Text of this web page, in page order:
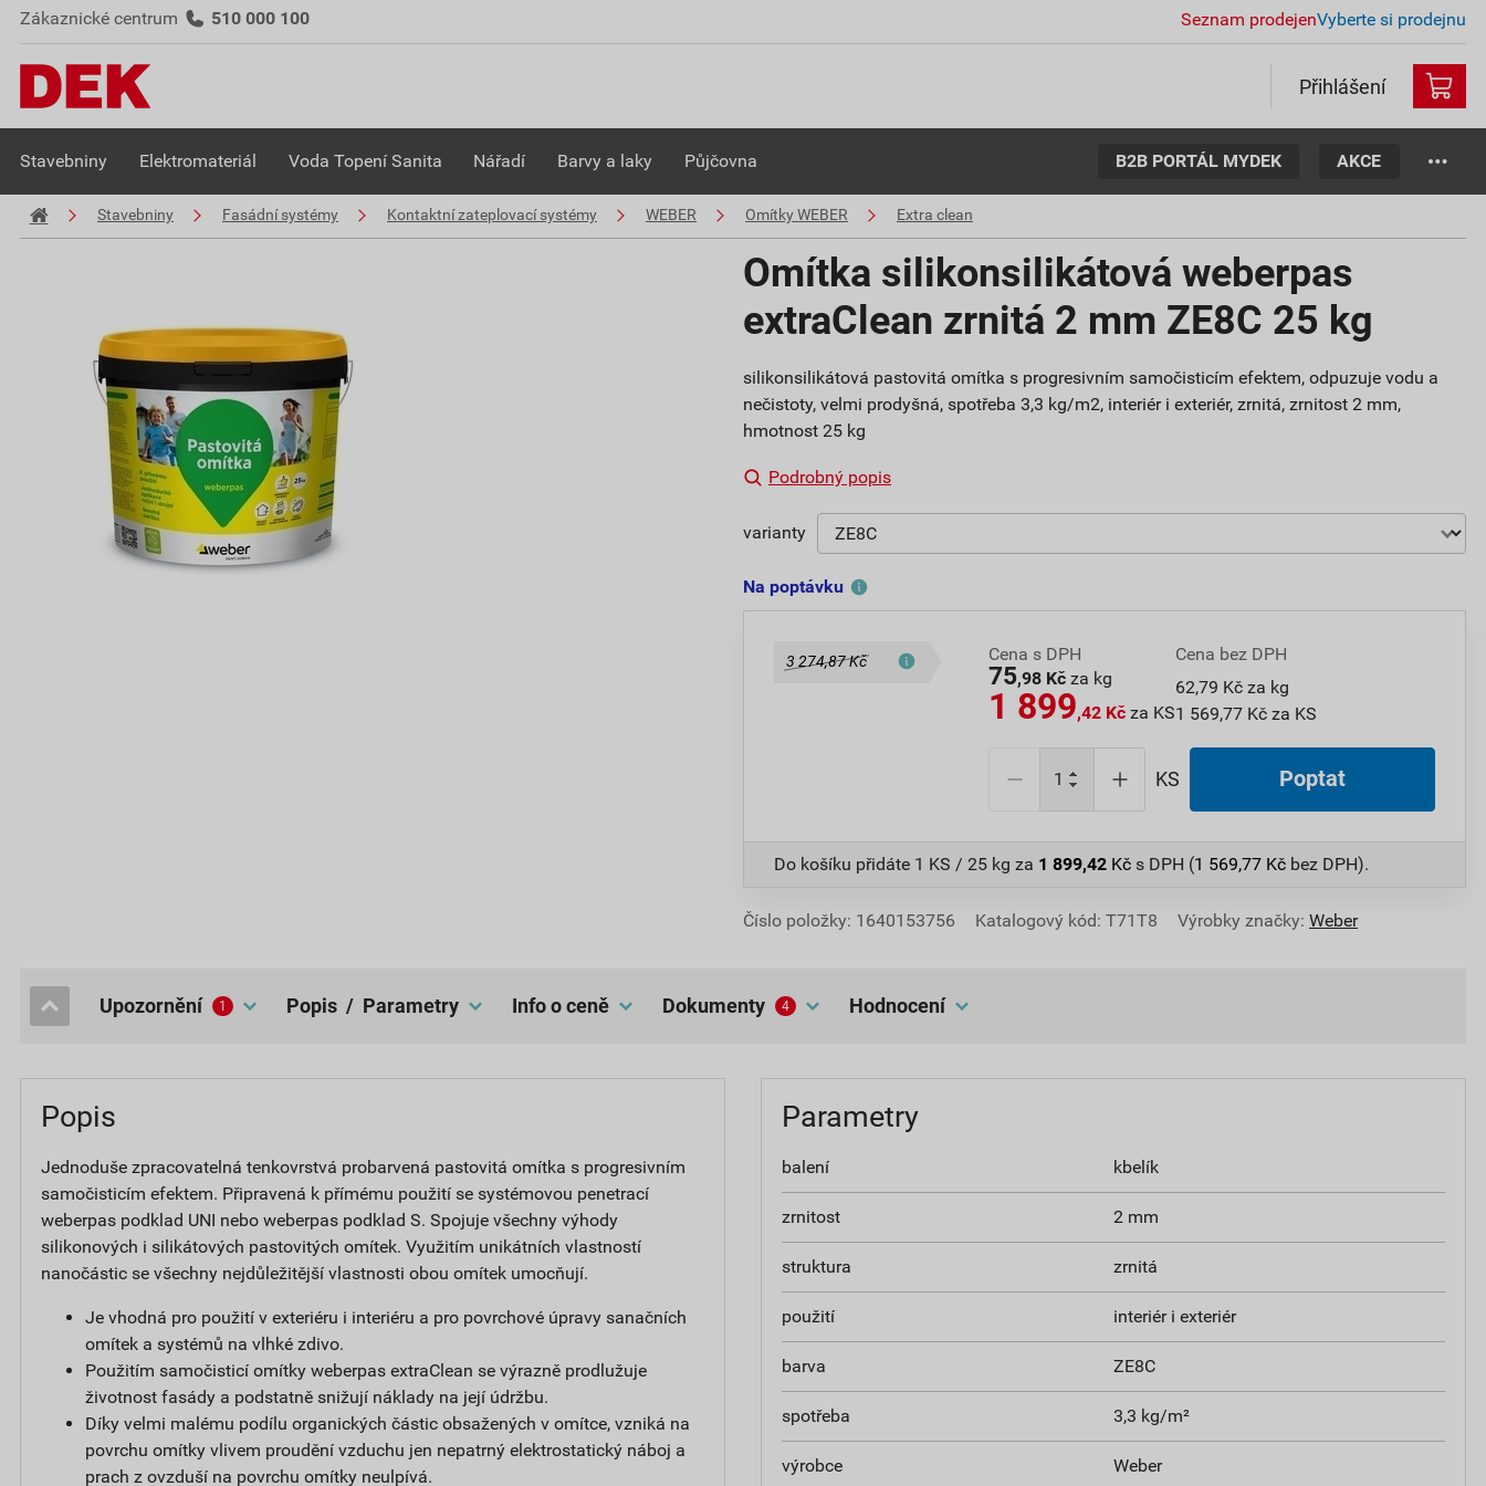
Zákaznické centrum 510 000 100 Seznam prodejenVyberte si prodejnu
Přihlášení
Stavebniny Elektromateriál Voda Topení Sanita Nářadí Barvy a laky Půjčovna B2B PORTÁL MYDEK AKCE
Stavebniny Fasádní systémy Kontaktní zateplovací systémy WEBER Omítky WEBER Extra clean
Omítka silikonsilikátová weberpas
extraClean zrnitá 2 mm ZE8C 25 kg
silikonsilikátová pastovitá omítka s progresivním samočisticím efektem, odpuzuje vodu a
nečistoty, velmi prodyšná, spotřeba 3,3 kg/m2, interiér i exteriér, zrnitá, zrnitost 2 mm,
hmotnost 25 kg
Podrobný popis
varianty
Na poptávku
3 274,87 Kč Cena s DPH
75,98 Kč za kg
1 899,42 Kč za KS
Cena bez DPH
62,79 Kč za kg
1 569,77 Kč za KS
KS Poptat
Do košíku přidáte 1 KS / 25 kg za 1 899,42 Kč s DPH (1 569,77 Kč bez DPH).
Číslo položky: 1640153756 Katalogový kód: T71T8 Výrobky značky: Weber
popis / Parametry
upozornění 1 Info o ceně dokumenty 4 hodnocení
Popis
Jednoduše zpracovatelná tenkovrstvá probarvená pastovitá omítka s progresivním
samočisticím efektem. Připravená k přímému použití se systémovou penetrací
weberpas podklad UNI nebo weberpas podklad S. Spojuje všechny výhody
silikonových i silikátových pastovitých omítek. Využitím unikátních vlastností
nanočástic se všechny nejdůležitější vlastnosti obou omítek umocňují.
Je vhodná pro použití v exteriéru i interiéru a pro povrchové úpravy sanačních
omítek a systémů na vlhké zdivo.
Použitím samočisticí omítky weberpas extraClean se výrazně prodlužuje
životnost fasády a podstatně snižují náklady na její údržbu.
Díky velmi malému podílu organických částic obsažených v omítce, vzniká na
povrchu omítky vlivem proudění vzduchu jen nepatrný elektrostatický náboj a
prach z ovzduší na povrchu omítky neulpívá.
Parametry
balení kbelík
zrnitost 2 mm
struktura zrnitá
použití interiér i exteriér
barva ZE8C
spotřeba 3,3 kg/m²
výrobce Weber